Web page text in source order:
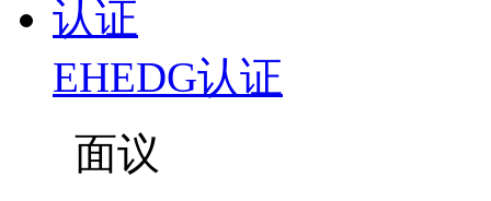
EHEDG认证
面议